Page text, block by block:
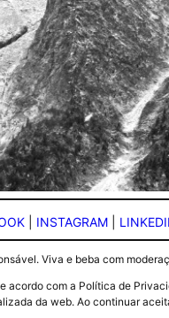
INSTAGRAM
Viva e beba com
com a Política de
da web. Ao continuar